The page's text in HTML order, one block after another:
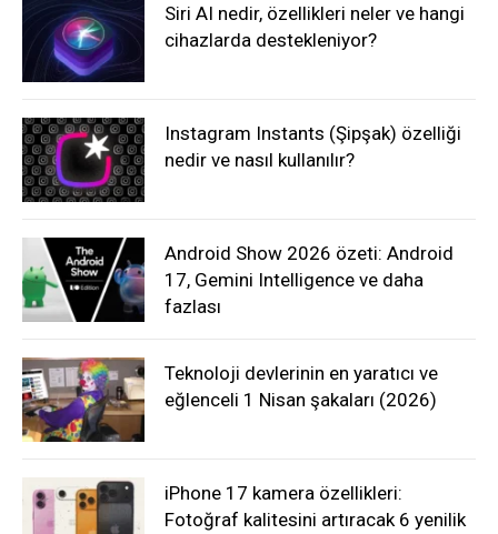
Siri AI nedir, özellikleri neler ve hangi
cihazlarda destekleniyor?
Instagram Instants (Şipşak) özelliği
nedir ve nasıl kullanılır?
Android Show 2026 özeti: Android
17, Gemini Intelligence ve daha
fazlası
Teknoloji devlerinin en yaratıcı ve
eğlenceli 1 Nisan şakaları (2026)
iPhone 17 kamera özellikleri:
Fotoğraf kalitesini artıracak 6 yenilik